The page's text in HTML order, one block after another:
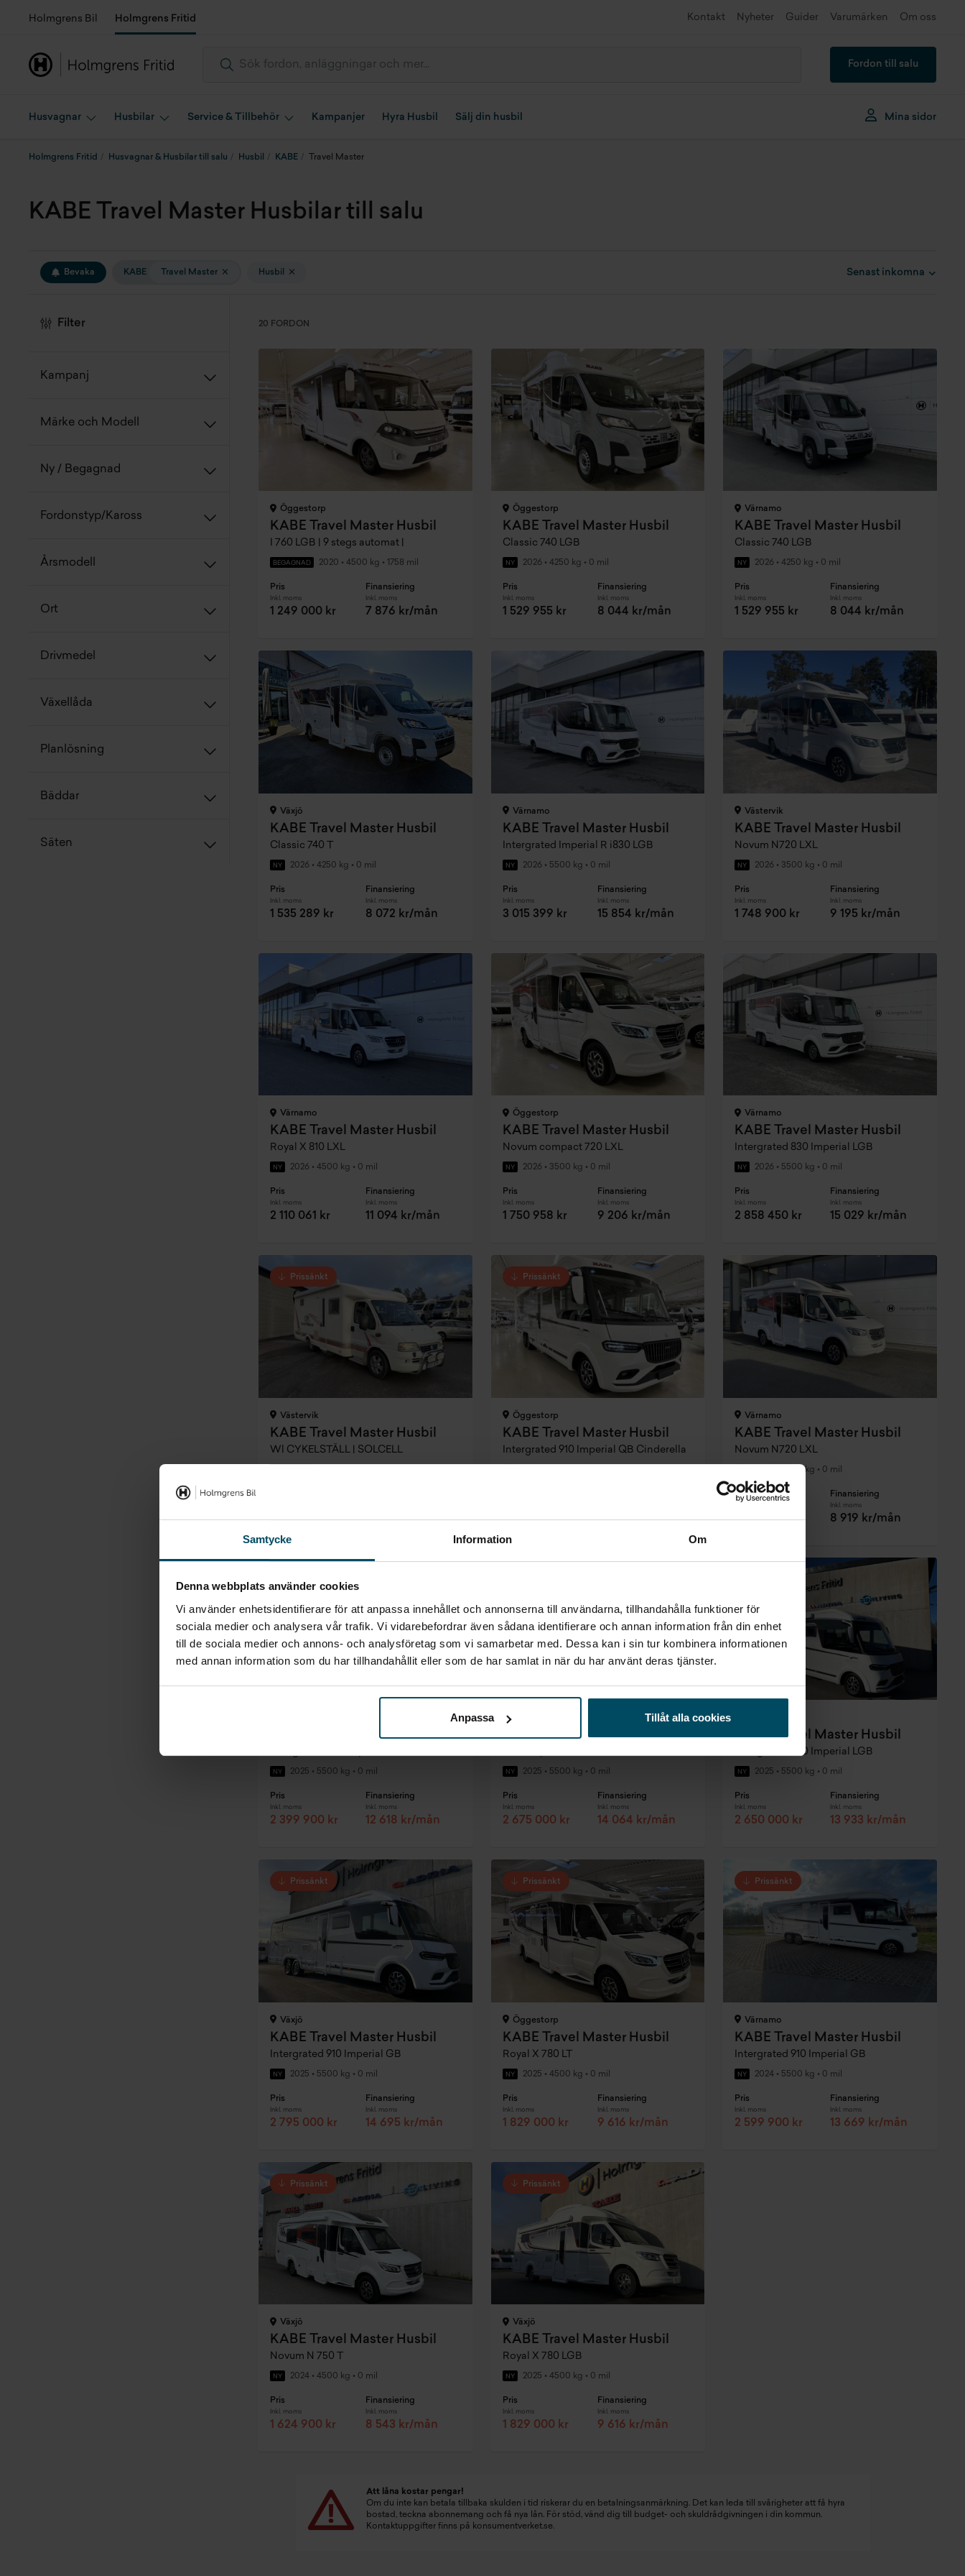
Samtycke Information Om
Denna webbplats använder cookies
Vi använder enhetsidentifierare för att anpassa innehållet och annonserna till användarna, tillhandahålla funktioner för
sociala medier och analysera vår trafik. Vi vidarebefordrar även sådana identifierare och annan information från din enhet
till de sociala medier och annons- och analysföretag som vi samarbetar med. Dessa kan i sin tur kombinera informationen
med annan information som du har tillhandahållit eller som de har samlat in när du har använt deras tjänster.
Anpassa Tillåt alla cookies
Holmgrens Bil Holmgrens Fritid Kontakt Nyheter Guider Varumärken Om oss
Fordon till salu
Husvagnar Husbilar Service & Tillbehör Kampanjer Hyra Husbil Sälj din husbil Mina sidor
Holmgrens Fritid Husvagnar & Husbilar till salu Husbil KABE Travel Master
KABE Travel Master Husbilar till salu
Bevaka KABE Travel Master Husbil
Filter
Kampanj
Märke och Modell
Ny / Begagnad
Fordonstyp/Kaross
Årsmodell
Ort
Drivmedel
Växellåda
Planlösning
Bäddar
Säten
20 FORDON
Öggestorp
KABE Travel Master Husbil
I 760 LGB | 9 stegs automat |
BEGAGNAD 2020 • 4500 kg • 1758 mil
Pris
Inkl. moms
1 249 000 kr
Finansiering
Inkl. moms
7 876 kr/mån
Öggestorp
KABE Travel Master Husbil
Classic 740 LGB
NY 2026 • 4250 kg • 0 mil
Pris
Inkl. moms
1 529 955 kr
Finansiering
Inkl. moms
8 044 kr/mån
Värnamo
KABE Travel Master Husbil
Classic 740 LGB
NY 2026 • 4250 kg • 0 mil
Pris
Inkl. moms
1 529 955 kr
Finansiering
Inkl. moms
8 044 kr/mån
Växjö
KABE Travel Master Husbil
Classic 740 T
NY 2026 • 4250 kg • 0 mil
Pris
Inkl. moms
1 535 289 kr
Finansiering
Inkl. moms
8 072 kr/mån
Värnamo
KABE Travel Master Husbil
Intergrated Imperial R i830 LGB
NY 2026 • 5500 kg • 0 mil
Pris
Inkl. moms
3 015 399 kr
Finansiering
Inkl. moms
15 854 kr/mån
Västervik
KABE Travel Master Husbil
Novum N720 LXL
NY 2026 • 3500 kg • 0 mil
Pris
Inkl. moms
1 748 900 kr
Finansiering
Inkl. moms
9 195 kr/mån
Värnamo
KABE Travel Master Husbil
Royal X 810 LXL
NY 2026 • 4500 kg • 0 mil
Pris
Inkl. moms
2 110 061 kr
Finansiering
Inkl. moms
11 094 kr/mån
Öggestorp
KABE Travel Master Husbil
Novum compact 720 LXL
NY 2026 • 3500 kg • 0 mil
Pris
Inkl. moms
1 750 958 kr
Finansiering
Inkl. moms
9 206 kr/mån
Värnamo
KABE Travel Master Husbil
Intergrated 830 Imperial LGB
NY 2026 • 5500 kg • 0 mil
Pris
Inkl. moms
2 858 450 kr
Finansiering
Inkl. moms
15 029 kr/mån
Prissänkt
Västervik
KABE Travel Master Husbil
Wl CYKELSTÄLL | SOLCELL
459 000 kr 6 921 kr/mån
Prissänkt
Öggestorp
KABE Travel Master Husbil
Intergrated 910 Imperial QB Cinderella
2 999 000 kr 15 767 kr/mån
Värnamo
KABE Travel Master Husbil
Novum N720 LXL
3500 kg • 0 mil
Pris
1 696 458 kr
Finansiering
Inkl. moms
8 919 kr/mån
KABE Travel Master Husbil
NY 2025 • 5500 kg • 0 mil
Pris
Inkl. moms
2 399 900 kr
Finansiering
Inkl. moms
12 618 kr/mån
Västervik
KABE Travel Master Husbil
NY 2025 • 5500 kg • 0 mil
Pris
Inkl. moms
2 675 000 kr
Finansiering
Inkl. moms
14 064 kr/mån
KABE Travel Master Husbil
Intergrated 860 Imperial LGB
NY 2025 • 5500 kg • 0 mil
Pris
Inkl. moms
2 650 000 kr
Finansiering
Inkl. moms
13 933 kr/mån
Prissänkt
Växjö
KABE Travel Master Husbil
Intergrated 910 Imperial GB
NY 2025 • 5500 kg • 0 mil
Pris
Inkl. moms
2 795 000 kr
Finansiering
Inkl. moms
14 695 kr/mån
Prissänkt
Öggestorp
KABE Travel Master Husbil
Royal X 780 LT
NY 2025 • 4500 kg • 0 mil
Pris
Inkl. moms
1 829 000 kr
Finansiering
Inkl. moms
9 616 kr/mån
Prissänkt
Värnamo
KABE Travel Master Husbil
Intergrated 910 Imperial GB
NY 2024 • 5500 kg • 0 mil
Pris
Inkl. moms
2 599 900 kr
Finansiering
Inkl. moms
13 669 kr/mån
Prissänkt
Växjö
KABE Travel Master Husbil
Novum N 750 T
NY 2024 • 4500 kg • 0 mil
Pris
Inkl. moms
1 624 900 kr
Finansiering
Inkl. moms
8 543 kr/mån
Prissänkt
Växjö
KABE Travel Master Husbil
Royal X 780 LGB
NY 2025 • 4500 kg • 0 mil
Pris
Inkl. moms
1 829 000 kr
Finansiering
Inkl. moms
9 616 kr/mån
Att låna kostar pengar!
Om du inte kan betala tillbaka skulden i tid riskerar du en betalningsanmärkning. Det kan leda till svårigheter att få hyra
bostad, teckna abonnemang och få nya lån. För stöd, vänd dig till budget- och skuldrådgivningen i din kommun.
Kontaktuppgifter finns på konsumentverket.se.